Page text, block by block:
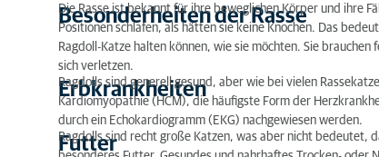
Besonderheiten der Rasse
Die Rasse ist bekannt für ihre beweglichen Körper und ihre
Positionen schlafen, als hätten sie keine Knochen. Das
Ragdoll-Katze halten können, wie sie möchten. Sie
sich verletzen.
Erbkrankheiten
Ragdolls sind generell gesund, aber wie bei vielen
Kardiomyopathie (HCM), die häufigste Form der
durch ein Echokardiogramm (EKG) nachgewiesen werden.
Futter
Ragdolls sind recht große Katzen, was aber nicht bedeutet,